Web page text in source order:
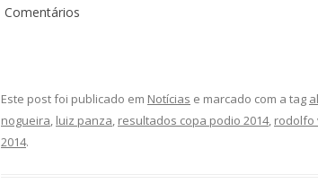
Comentários
Este post foi publicado em Notícias e marcado com a tag
nogueira, luiz panza, resultados copa podio 2014, rodolfo
2014.